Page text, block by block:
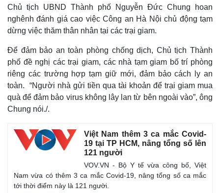
Chủ tịch UBND Thành phố Nguyễn Đức Chung hoan
nghênh đánh giá cao việc Công an Hà Nội chủ động tạm
dừng việc thăm thân nhân tại các trại giam.
Để đảm bảo an toàn phòng chống dịch, Chủ tịch Thành
phố đề nghị các trại giam, các nhà tạm giam bố trí phòng
riêng các trường hợp tạm giữ mới, đảm bảo cách ly an
toàn.
“Người nhà gửi tiền qua tài khoản để trại giam mua
quà để đảm bảo virus không lây lan từ bên ngoài vào”, ông
Chung nói./.
Việt Nam thêm 3 ca mắc Covid-
19 tại TP HCM, nâng tổng số lên
121 người
VOV.VN - Bộ Y tế vừa công bố, Việt
Nam vừa có thêm 3 ca mắc Covid-19, nâng tổng số ca mắc
tới thời điểm này là 121 người.